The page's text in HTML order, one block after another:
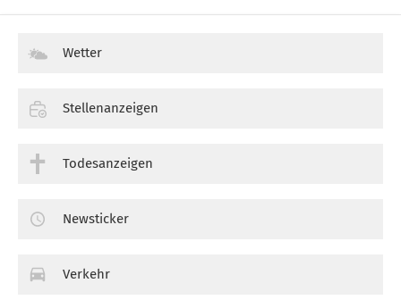
Wetter
Stellenanzeigen
Todesanzeigen
Newsticker
Verkehr